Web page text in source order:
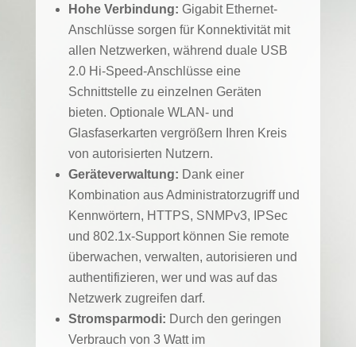
Hohe Verbindung: Gigabit Ethernet-
Anschlüsse sorgen für Konnektivität mit
allen Netzwerken, während duale USB
2.0 Hi-Speed-Anschlüsse eine
Schnittstelle zu einzelnen Geräten
bieten. Optionale WLAN- und
Glasfaserkarten vergrößern Ihren Kreis
von autorisierten Nutzern.
Geräteverwaltung: Dank einer
Kombination aus Administratorzugriff und
Kennwörtern, HTTPS, SNMPv3, IPSec
und 802.1x-Support können Sie remote
überwachen, verwalten, autorisieren und
authentifizieren, wer und was auf das
Netzwerk zugreifen darf.
Stromsparmodi: Durch den geringen
Verbrauch von 3 Watt im